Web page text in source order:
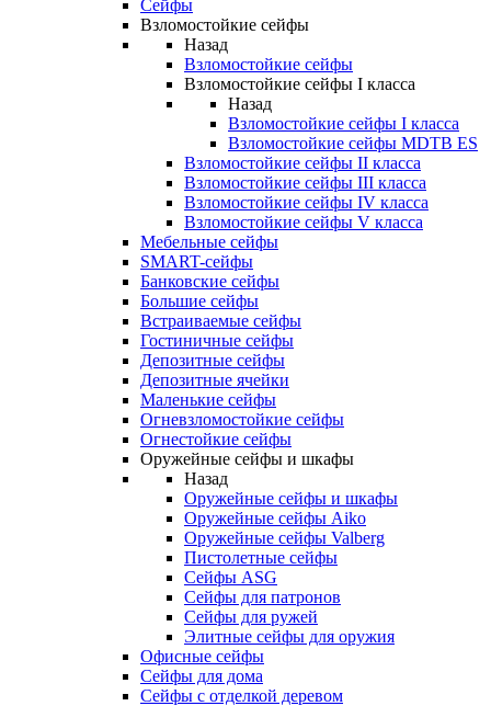
Сейфы
Взломостойкие сейфы
Назад
Взломостойкие сейфы
Взломостойкие сейфы I класса
Назад
Взломостойкие сейфы I класса
Взломостойкие сейфы MDTB ES
Взломостойкие сейфы II класса
Взломостойкие сейфы III класса
Взломостойкие сейфы IV класса
Взломостойкие сейфы V класса
Мебельные сейфы
SMART-сейфы
Банковские сейфы
Большие сейфы
Встраиваемые сейфы
Гостиничные сейфы
Депозитные сейфы
Депозитные ячейки
Маленькие сейфы
Огневзломостойкие сейфы
Огнестойкие сейфы
Оружейные сейфы и шкафы
Назад
Оружейные сейфы и шкафы
Оружейные сейфы Aiko
Оружейные сейфы Valberg
Пистолетные сейфы
Сейфы ASG
Сейфы для патронов
Сейфы для ружей
Элитные сейфы для оружия
Офисные сейфы
Сейфы для дома
Сейфы с отделкой деревом